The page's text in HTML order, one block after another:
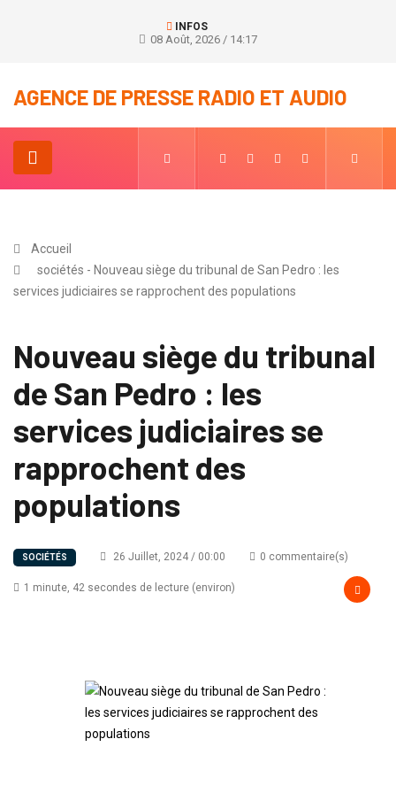
INFOS
08 Août, 2026 / 14:17
AGENCE DE PRESSE RADIO ET AUDIO
Accueil
sociétés - Nouveau siège du tribunal de San Pedro : les
services judiciaires se rapprochent des populations
Nouveau siège du tribunal
de San Pedro : les
services judiciaires se
rapprochent des
populations
SOCIÉTÉS 26 Juillet, 2024 / 00:00 0 commentaire(s)
1 minute, 42 secondes de lecture (environ)